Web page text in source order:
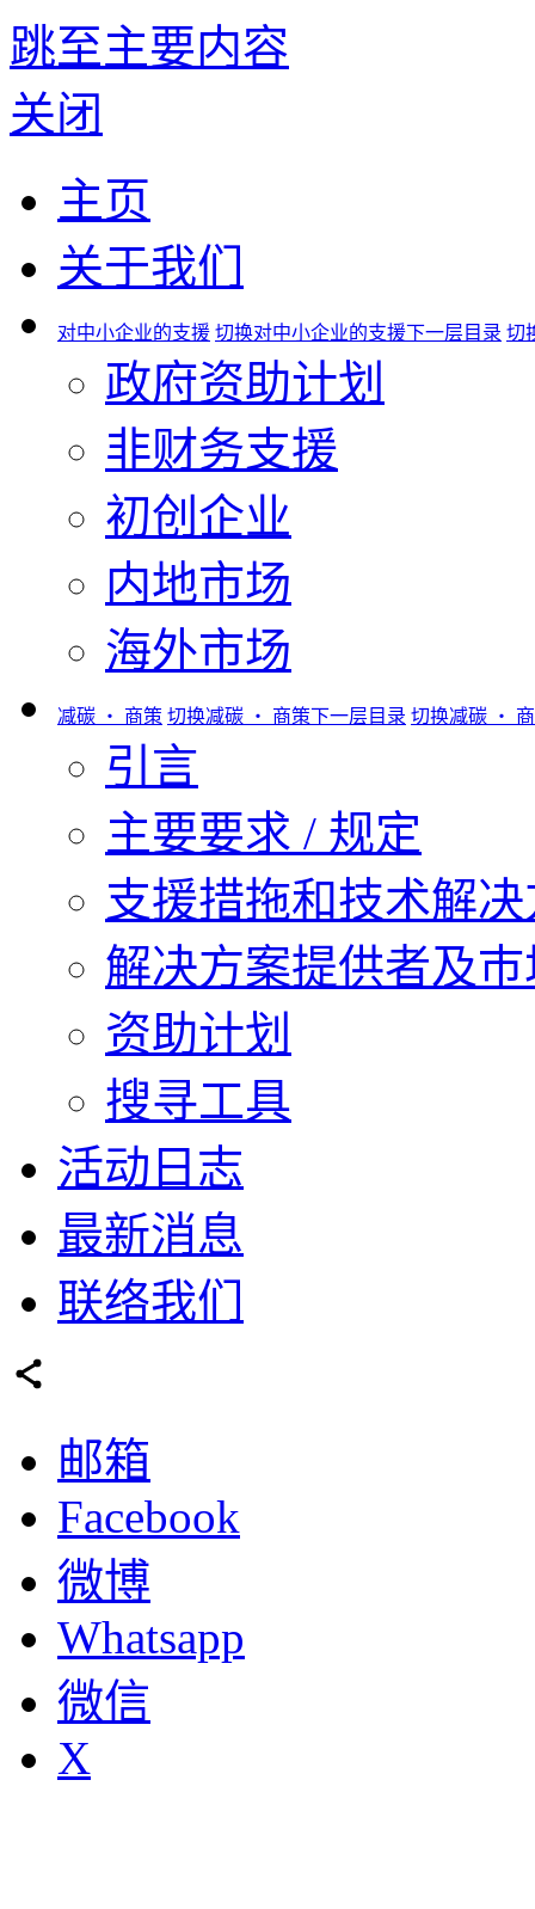
跳至主要内容
关闭
主页
关于我们
对中小企业的支援 切换对中小企业的支援下一层目录 切
政府资助计划
非财务支援
初创企业
内地市场
海外市场
减碳 ‧ 商策 切换减碳 ‧ 商策下一层目录 切换减碳 ‧
引言
主要要求 / 规定
支援措拖和技术解
解决方案提供者及
资助计划
搜寻工具
活动日志
最新消息
联络我们
邮箱
Facebook
微博
Whatsapp
微信
X